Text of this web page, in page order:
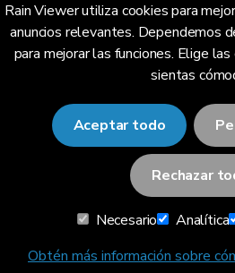
Rain Viewer utiliza cookies para
anuncios relevantes. Dependemos
para mejorar las funciones. Elige
sientas
Aceptar todo
Rechazar
Necesario Analítica
Obtén más información sobre
Idioma
Español (México) (MX)
© 2026 RainViewer,MeteoLab
Aviso de PrivacidadTérminos y